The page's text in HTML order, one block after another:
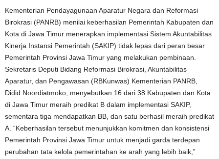
Kementerian Pendayagunaan Aparatur Negara dan Reformasi
Birokrasi (PANRB) menilai keberhasilan Pemerintah Kabupaten dan
Kota di Jawa Timur menerapkan implementasi Sistem Akuntabilitas
Kinerja Instansi Pemerintah (SAKIP) tidak lepas dari peran besar
Pemerintah Provinsi Jawa Timur yang melakukan pembinaan.
Sekretaris Deputi Bidang Reformasi Birokrasi, Akuntabilitas
Aparatur, dan Pengawasan (RBKunwas) Kementerian PANRB,
Didid Noordiatmoko, menyebutkan 16 dari 38 Kabupaten dan Kota
di Jawa Timur meraih predikat B dalam implementasi SAKIP,
sementara tiga mendapatkan BB, dan satu berhasil meraih predikat
A. “Keberhasilan tersebut menunjukkan komitmen dan konsistensi
Pemerintah Provinsi Jawa Timur untuk menjadi garda terdepan
perubahan tata kelola pemerintahan ke arah yang lebih baik,”